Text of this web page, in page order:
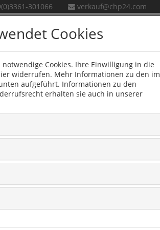
301066 verkauf@chp24.com
Cookies
Cookies. Ihre Einwilligung in die
widerrufen. Mehr Informationen zu den im
aufgeführt. Informationen zu den
erhalten sie auch in unserer